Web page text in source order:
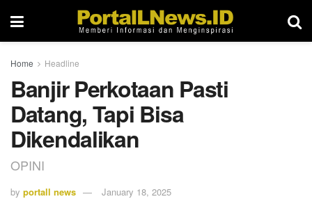
Home Headline
Banjir Perkotaan Pasti
Datang, Tapi Bisa
Dikendalikan
OPINI
by portall news January 18, 2025